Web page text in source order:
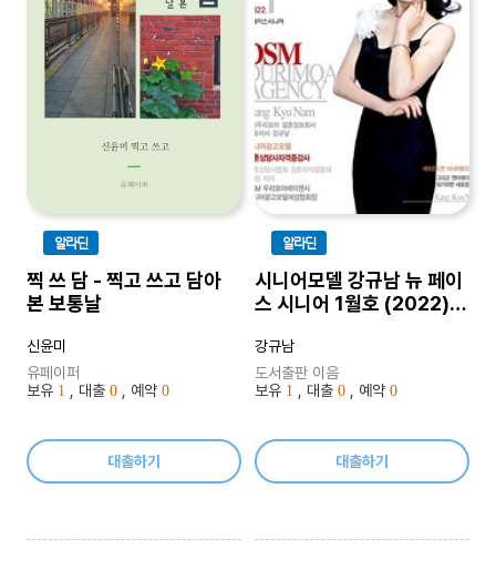
알라딘
찍 쓰 담 - 찍고 쓰고 담아
본 보통날
신윤미
유페이퍼
보유 1 , 대출 0 , 예약 0
대출하기
알라딘
시니어모델 강규남 뉴 페이
스 시니어 1월호 (2022) -
오 화보집
강규남
도서출판 이음
보유 1 , 대출 0 , 예약 0
대출하기